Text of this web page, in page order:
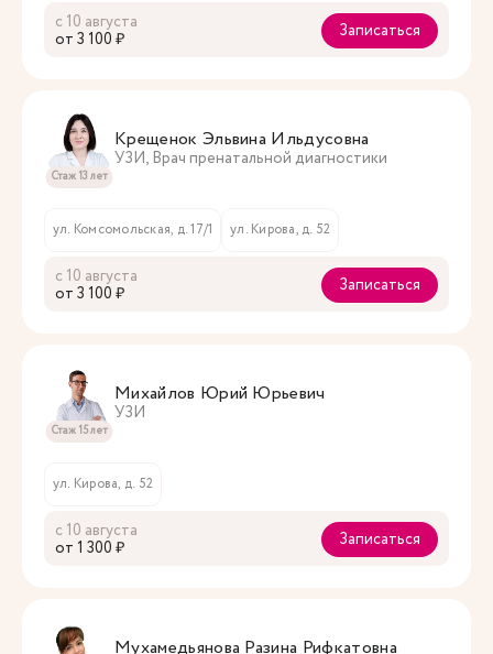
с 10 августа
oт 3 100 ₽
Записаться
Стаж 13 лет
Крещенок Эльвина Ильдусовна
УЗИ, Врач пренатальной диагностики
ул. Комсомольская, д. 17/1 ул. Кирова, д. 52
с 10 августа
oт 3 100 ₽
Записаться
Стаж 15 лет
Михайлов Юрий Юрьевич
УЗИ
ул. Кирова, д. 52
с 10 августа
oт 1 300 ₽
Записаться
Мухамедьянова Разина Рифкатовна